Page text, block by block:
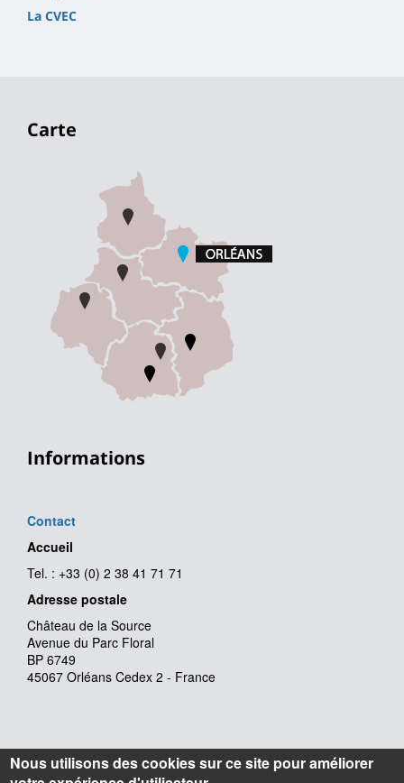
La CVEC
Carte
Informations
Contact
Accueil
Tel. : +33 (0) 2 38 41 71 71
Adresse postale
Château de la Source
Avenue du Parc Floral
BP 6749
45067 Orléans Cedex 2 - France
Nous utilisons des cookies sur ce site pour améliorer